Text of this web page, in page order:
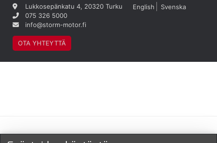
Lukkosepänkatu 4, 20320 Turku
075 326 5000
info@storm-motor.fi
OTA YHTEYTTÄ
English Svenska